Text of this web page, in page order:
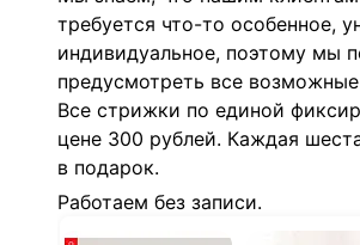
требуется что-то особенное,
индивидуальное, поэтому мы
предусмотреть все
Все стрижки по единой
цене 300 рублей. Каждая
в подарок.
Работаем без записи.